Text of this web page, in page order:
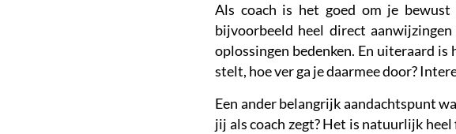
Als coach is het goed om je
bijvoorbeeld heel direct aanwijzingen
oplossingen bedenken. En uiteraard
stelt, hoe ver ga je daarmee door?
Een ander belangrijk aandachtspunt
jij als coach zegt? Het is natuurlijk